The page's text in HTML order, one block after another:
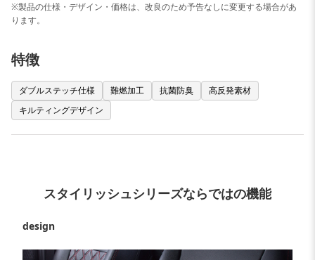
※製品の仕様・デザイン・価格は、改良のため予告なしに変更する場合があ
ります。
特徴
ダブルステッチ仕様 難燃加工 抗菌防臭
高反発素材
キルティングデザイン
スタイリッシュシリーズならではの機能
design